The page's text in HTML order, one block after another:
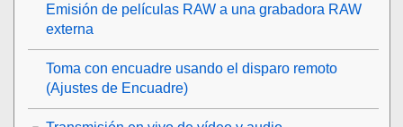
Emisión de películas RAW a una grabadora RAW
externa
Toma con encuadre usando el disparo remoto
(Ajustes de Encuadre)